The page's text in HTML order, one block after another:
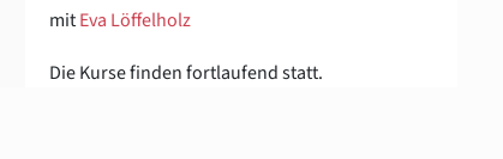
mitEva Löffelholz
Die Kurse finden fortlaufend statt.